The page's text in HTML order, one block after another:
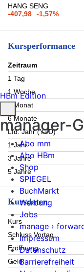
HANG SENG
-407,98
-1,57%
Kursperformance
Zeitraum
1 Tag
1 Woche
1 Monat
6 Monate
Lfd. Jahr (YTD)
1 Jahr
3 Jahre
5 Jahre
Kursdaten
Kurs
Schluss Vortag
Eröffnung
Geld
HBm Edition
manager-
Abo mm
Abo HBm
Shop
SPIEGEL
BuchMarkt
Werbung
Jobs
manage ›
Impressum
Datenschutz
Barrierefreiheit